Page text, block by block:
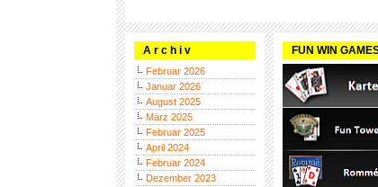
A r c h i v
Februar 2026
Januar 2026
August 2025
März 2025
Februar 2025
April 2024
Februar 2024
Dezember 2023
FUN WIN